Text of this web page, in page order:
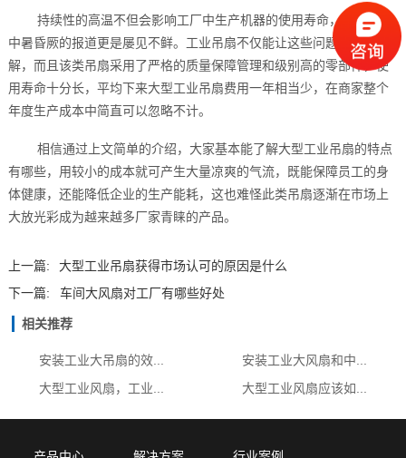
持续性的高温不但会影响工厂中生产机器的使用寿命，每年工人
中暑昏厥的报道更是屡见不鲜。工业吊扇不仅能让这些问题迎刃而
解，而且该类吊扇采用了严格的质量保障管理和级别高的零部件，使
用寿命十分长，平均下来大型工业吊扇费用一年相当少，在商家整个
年度生产成本中简直可以忽略不计。
相信通过上文简单的介绍，大家基本能了解大型工业吊扇的特点
有哪些，用较小的成本就可产生大量凉爽的气流，既能保障员工的身
体健康，还能降低企业的生产能耗，这也难怪此类吊扇逐渐在市场上
大放光彩成为越来越多厂家青睐的产品。
上一篇:
大型工业吊扇获得市场认可的原因是什么
下一篇:
车间大风扇对工厂有哪些好处
相关推荐
安装工业大吊扇的效...
安装工业大风扇和中...
大型工业风扇，工业...
大型工业风扇应该如...